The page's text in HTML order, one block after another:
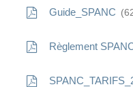
Guide_SPANC
Règlement